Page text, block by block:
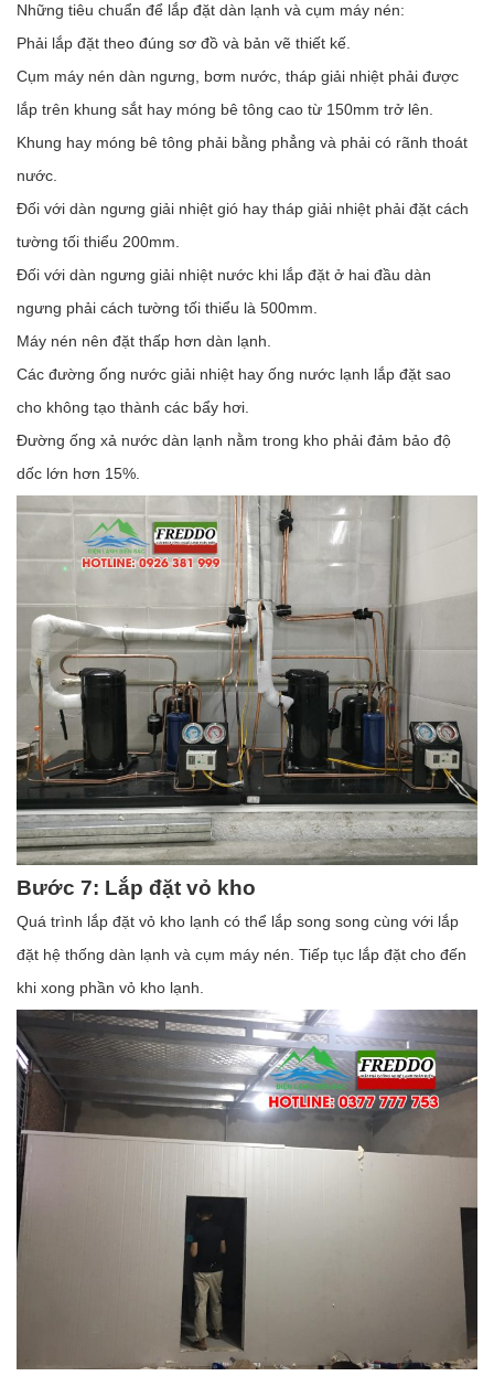
Những tiêu chuẩn để lắp đặt dàn lạnh và cụm máy nén:
Phải lắp đặt theo đúng sơ đồ và bản vẽ thiết kế.
Cụm máy nén dàn ngưng, bơm nước, tháp giải nhiệt phải được
lắp trên khung sắt hay móng bê tông cao từ 150mm trở lên.
Khung hay móng bê tông phải bằng phẳng và phải có rãnh thoát
nước.
Đối với dàn ngưng giải nhiệt gió hay tháp giải nhiệt phải đặt cách
tường tối thiểu 200mm.
Đối với dàn ngưng giải nhiệt nước khi lắp đặt ở hai đầu dàn
ngưng phải cách tường tối thiểu là 500mm.
Máy nén nên đặt thấp hơn dàn lạnh.
Các đường ống nước giải nhiệt hay ống nước lạnh lắp đặt sao
cho không tạo thành các bẩy hơi.
Đường ống xả nước dàn lạnh nằm trong kho phải đảm bảo độ
dốc lớn hơn 15%.
Bước 7: Lắp đặt vỏ kho
Quá trình lắp đặt vỏ kho lạnh có thể lắp song song cùng với lắp
đặt hệ thống dàn lạnh và cụm máy nén. Tiếp tục lắp đặt cho đến
khi xong phần vỏ kho lạnh.